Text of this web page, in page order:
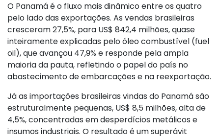
O Panamá é o fluxo mais dinâmico entre os quatro
pelo lado das exportações. As vendas brasileiras
cresceram 27,5%, para US$ 842,4 milhões, quase
inteiramente explicadas pelo óleo combustível (fuel
oil), que avançou 47,9% e responde pela ampla
maioria da pauta, refletindo o papel do país no
abastecimento de embarcações e na reexportação.
Já as importações brasileiras vindas do Panamá são
estruturalmente pequenas, US$ 8,5 milhões, alta de
4,5%, concentradas em desperdícios metálicos e
insumos industriais. O resultado é um superávit